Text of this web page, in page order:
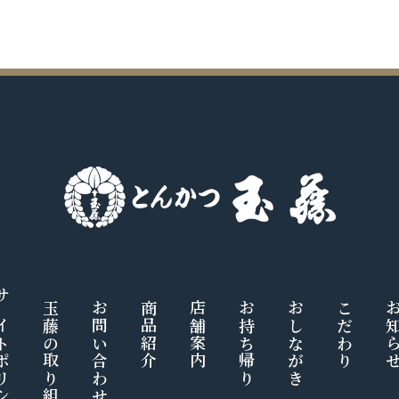
ー 玉藤の取り組み お問い合わせ 商品紹介 店舗案内 お持ち帰り おしながき こだわり お